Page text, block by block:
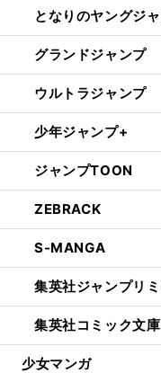
となりのヤングジ
グランドジャンプ
ウルトラジャンプ
少年ジャンプ+
ジャンプTOON
ZEBRACK
S-MANGA
集英社ジャンプリ
集英社コミック文庫
少女マンガ